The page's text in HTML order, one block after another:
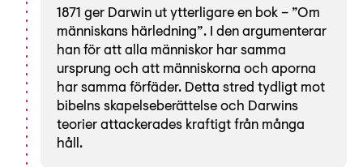
1871 ger Darwin ut ytterligare en bok – ”Om
människans härledning”. I den argumenterar
han för att alla människor har samma
ursprung och att människorna och aporna
har samma förfäder. Detta stred tydligt mot
bibelns skapelseberättelse och Darwins
teorier attackerades kraftigt från många
håll.